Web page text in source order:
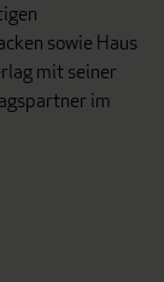
sowie Haus
mit seiner
im